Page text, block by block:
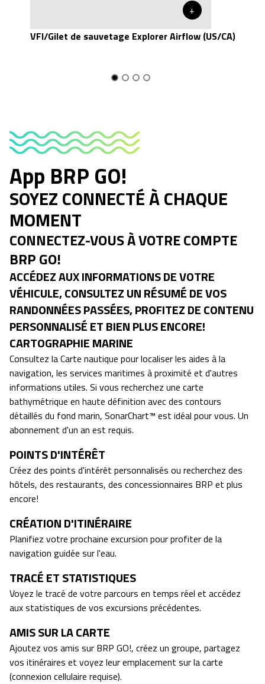
+
VFI/Gilet de sauvetage Explorer Airflow (US/CA)
App BRP GO!
SOYEZ CONNECTÉ À CHAQUE
MOMENT
CONNECTEZ-VOUS À VOTRE COMPTE
BRP GO!
ACCÉDEZ AUX INFORMATIONS DE VOTRE
VÉHICULE, CONSULTEZ UN RÉSUMÉ DE VOS
RANDONNÉES PASSÉES, PROFITEZ DE CONTENU
PERSONNALISÉ ET BIEN PLUS ENCORE!
CARTOGRAPHIE MARINE
Consultez la Carte nautique pour localiser les aides à la
navigation, les services maritimes à proximité et d'autres
informations utiles. Si vous recherchez une carte
bathymétrique en haute définition avec des contours
détaillés du fond marin, SonarChart™ est idéal pour vous. Un
abonnement d'un an est requis.
POINTS D'INTÉRÊT
Créez des points d'intérêt personnalisés ou recherchez des
hôtels, des restaurants, des concessionnaires BRP et plus
encore!
CRÉATION D'ITINÉRAIRE
Planifiez votre prochaine excursion pour profiter de la
navigation guidée sur l'eau.
TRACÉ ET STATISTIQUES
Voyez le tracé de votre parcours en temps réel et accédez
aux statistiques de vos excursions précédentes.
AMIS SUR LA CARTE
Ajoutez vos amis sur BRP GO!, créez un groupe, partagez
vos itinéraires et voyez leur emplacement sur la carte
(connexion cellulaire requise).